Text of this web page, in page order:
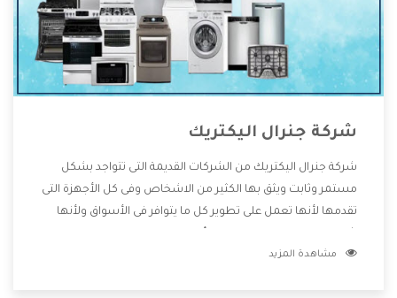
شركة جنرال اليكتريك
شركة جنرال اليكتريك من الشركات القديمة التى تتواجد بشكل
مستمر وثابت ويثق بها الكثير من الاشخاص وفى كل الأجهزة التى
تقدمها لأنها تعمل على تطوير كل ما يتوافر فى الأسواق ولأنها
المنتجات وتقدم للعملاء أقوى العروض والخصومات التى تسهل
مشاهدة المزيد